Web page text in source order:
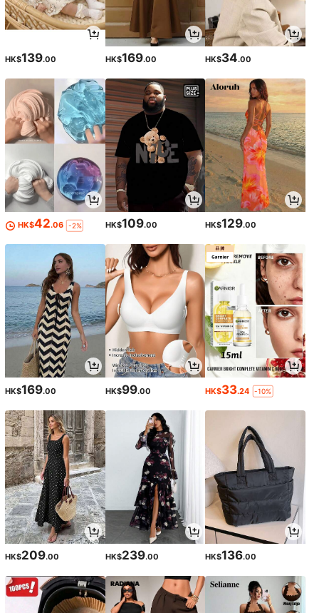
HK$139.00 HK$169.00 HK$34.00
HK$42.06 -2% HK$109.00 HK$129.00
HK$169.00 HK$99.00 HK$33.24 -10%
HK$209.00 HK$239.00 HK$136.00